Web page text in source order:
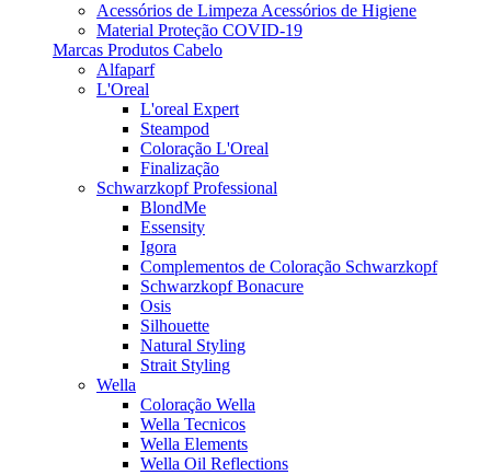
Acessórios de Limpeza Acessórios de Higiene
Material Proteção COVID-19
Marcas Produtos Cabelo
Alfaparf
L'Oreal
L'oreal Expert
Steampod
Coloração L'Oreal
Finalização
Schwarzkopf Professional
BlondMe
Essensity
Igora
Complementos de Coloração Schwarzkopf
Schwarzkopf Bonacure
Osis
Silhouette
Natural Styling
Strait Styling
Wella
Coloração Wella
Wella Tecnicos
Wella Elements
Wella Oil Reflections